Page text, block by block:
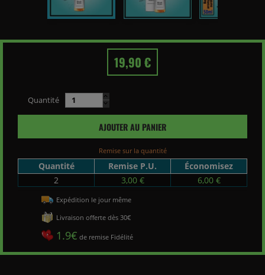
19,90 €
Quantité
AJOUTER AU PANIER
Remise sur la quantité
Quantité Remise P.U.
Économisez
2
3,00 € 6,00 €
Expédition le jour même
Livraison offerte dès 30€
1.9€ de remise Fidélité